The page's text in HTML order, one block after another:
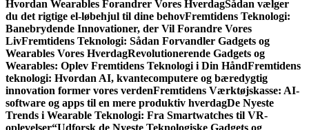
Hvordan Wearables Forandrer Vores HverdagSådan vælger
du det rigtige el-løbehjul til dine behovFremtidens Teknologi:
Banebrydende Innovationer, der Vil Forandre Vores
LivFremtidens Teknologi: Sådan Forvandler Gadgets og
Wearables Vores HverdagRevolutionerende Gadgets og
Wearables: Oplev Fremtidens Teknologi i Din HåndFremtidens
teknologi: Hvordan AI, kvantecomputere og bæredygtig
innovation former vores verdenFremtidens Værktøjskasse: AI-
software og apps til en mere produktiv hverdagDe Nyeste
Trends i Wearable Teknologi: Fra Smartwatches til VR-
oplevelser“Udforsk de Nyeste Teknologiske Gadgets og